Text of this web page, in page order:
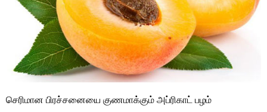
செரிமான பிரச்சனையை குணமாக்கும் அப்ரிகாட் பழம்